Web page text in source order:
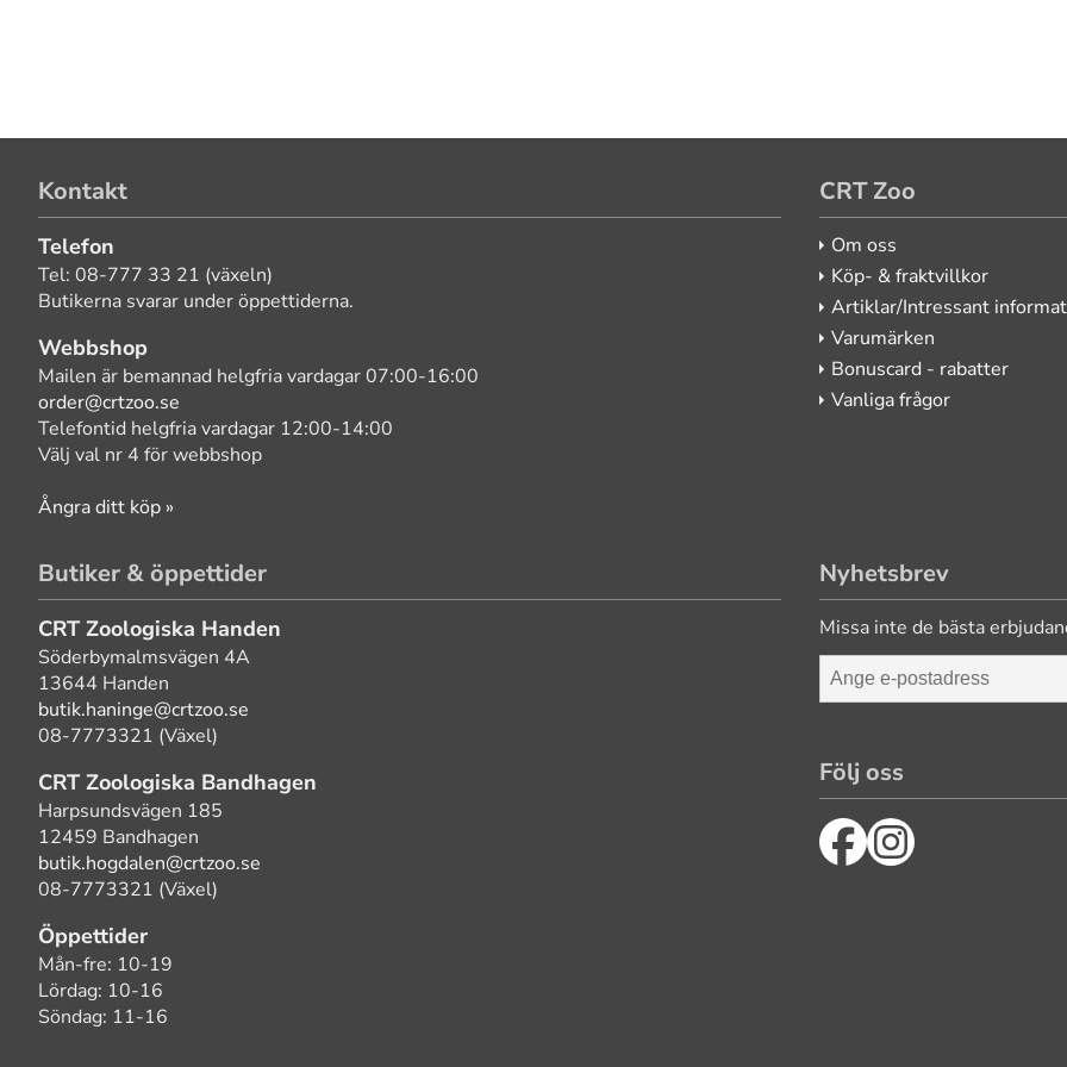
Kontakt
Telefon
Tel: 08-777 33 21 (växeln)
Butikerna svarar under öppettiderna.
Webbshop
Mailen är bemannad helgfria vardagar 07:00-16:00
order@crtzoo.se
Telefontid helgfria vardagar 12:00-14:00
Välj val nr 4 för webbshop
Ångra ditt köp »
CRT Zoo
Om oss
Köp- & fraktvillkor
Artiklar/Intressant
Varumärken
Bonuscard - rabatter
Vanliga frågor
Butiker & öppettider
CRT Zoologiska Handen
Söderbymalmsvägen 4A
13644 Handen
butik.haninge@crtzoo.se
08-7773321 (Växel)
CRT Zoologiska Bandhagen
Harpsundsvägen 185
12459 Bandhagen
butik.hogdalen@crtzoo.se
08-7773321 (Växel)
Öppettider
Mån-fre: 10-19
Lördag: 10-16
Söndag: 11-16
Nyhetsbrev
Missa inte de bästa
Följ oss